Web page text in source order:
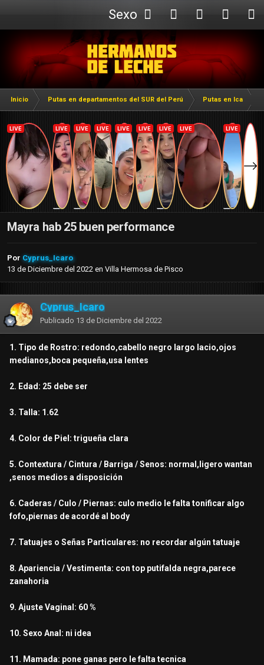
Sexo
Webcam
Inicio Putas en departamentos del SUR del Perú Putas en Ica
Mayra hab 25 buen performance
Por Cyprus_Icaro
13 de Diciembre del 2022 en Villa Hermosa de Pisco
Cyprus_Icaro
Publicado 13 de Diciembre del 2022
1. Tipo de Rostro: redondo,cabello negro largo lacio,ojos
medianos,boca pequeña,usa lentes
2. Edad: 25 debe ser
3. Talla: 1.62
4. Color de Piel: trigueña clara
5. Contextura / Cintura / Barriga / Senos: normal,ligero wantan
,senos medios a disposición
6. Caderas / Culo / Piernas: culo medio le falta tonificar algo
fofo,piernas de acordé al body
7. Tatuajes o Señas Particulares: no recordar algún tatuaje
8. Apariencia / Vestimenta: con top putifalda negra,parece
zanahoria
9. Ajuste Vaginal: 60 %
10. Sexo Anal: ni idea
11. Mamada: pone ganas pero le falta tecnica